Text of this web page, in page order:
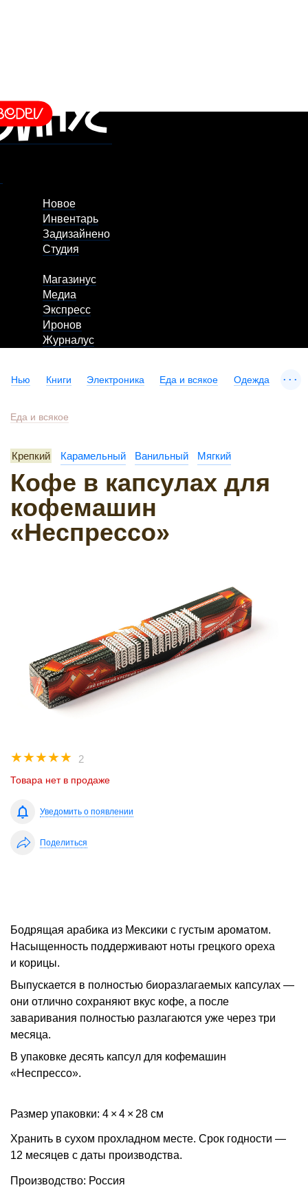
Новое
Инвентарь
Задизайнено
Студия
Магазинус
Медиа
Экспресс
Иронов
Журналус
Нью Книги Электроника Еда и всякое Одежда ...
Еда и всякое
Крепкий Карамельный Ванильный Мягкий
Кофе в капсулах для
кофемашин
«Неспрессо»
☆
☆
☆
☆
☆ 2
Товара нет в продаже
Уведомить о появлении
Поделиться
Бодрящая арабика из Мексики с густым ароматом.
Насыщенность поддерживают ноты грецкого ореха
и корицы.
Выпускается в полностью биоразлагаемых капсулах —
они отлично сохраняют вкус кофе, а после
заваривания полностью разлагаются уже через три
месяца.
В упаковке десять капсул для кофемашин
«Неспрессо».
Размер упаковки: 4 × 4 × 28 см
Хранить в сухом прохладном месте. Срок годности —
12 месяцев с даты производства.
Производство: Россия